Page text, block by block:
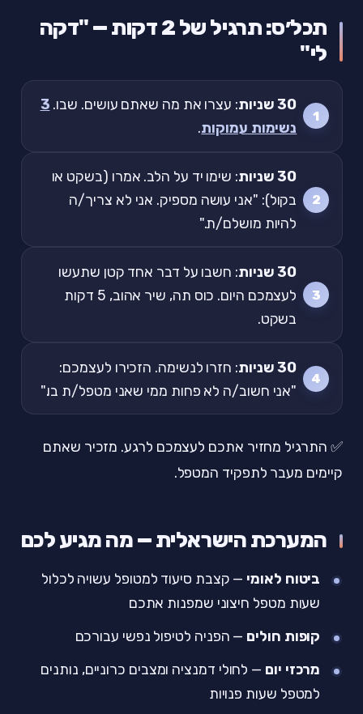
תכל׳ס: תרגיל של 2 דקות — "דקה
לי"
30 שניות : עצרו את מה שאתם עושים. שבו. 3
נשימות עמוקות.
30 שניות
: שימו יד על הלב. אמרו (בשקט או
בקול): "אני עושה מספיק. אני לא צריך/ה
להיות מושלם/ת."
30 שניות
: חשבו על דבר אחד קטן שתעשו
לעצמכם היום. כוס תה, שיר אהוב, 5 דקות
בשקט.
30 שניות
: חזרו לנשימה. הזכירו לעצמכם:
"אני חשוב/ה לא פחות ממי שאני מטפל/ת בו."
✅ התרגיל מחזיר אתכם לעצמכם לרגע. מזכיר שאתם
קיימים מעבר לתפקיד המטפל.
המערכת הישראלית — מה מגיע לכם
ביטוח לאומי — קצבת סיעוד למטופל עשויה לכלול
שעות מטפל חיצוני שמפנות אתכם
קופות חולים — הפניה לטיפול נפשי עבורכם
מרכזי יום — לחולי דמנציה ומצבים כרוניים, נותנים
למטפל שעות פנויות